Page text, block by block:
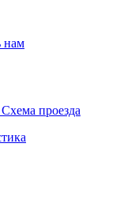
нам
Схема проезда